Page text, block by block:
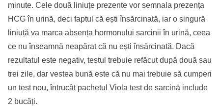
minute. Cele două liniuțe prezente vor semnala prezența
HCG în urină, deci faptul că ești însărcinată, iar o singură
liniuță va marca absența hormonului sarcinii în urină, ceea
ce nu înseamnă neapărat că nu ești însărcinată. Dacă
rezultatul este negativ, testul trebuie refăcut după două sau
trei zile, dar vestea bună este că nu mai trebuie să cumperi
un test nou, întrucât pachetul Viola test de sarcină include
2 bucăți.